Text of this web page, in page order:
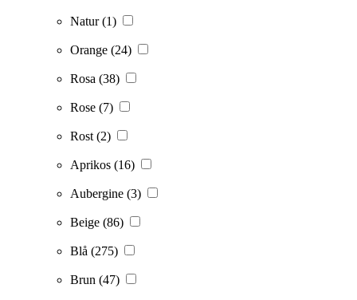
Natur(1)
Orange (24)
Rosa (38)
Rose (7)
Rost (2)
Aprikos (16)
Aubergine (3)
Beige (86)
Blå (275)
Brun (47)